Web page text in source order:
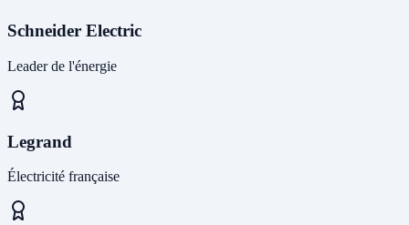
Schneider Electric
Leader de l'énergie
Legrand
Électricité française